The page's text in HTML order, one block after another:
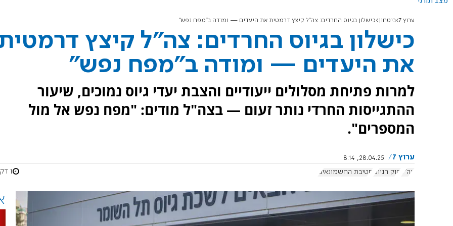
ערוץ 7 ביטחון כישלון בגיוס החרדים: צה"ל קיצץ דרמטית את היעדים — ומודה ב"מפח נפש"
כישלון בגיוס החרדים: צה"ל קיצץ
את היעדים — ומודה ב"מפח נפש"
למרות פתיחת מסלולים ייעודיים והצבת יעדי גיוס נמוכים, שיעור
ההתגייסות החרדי נותר זעום — בצה"ל מודים: "מפח נפש אל מול
המספרים".
ערוץ 7
28.04.25, 8:14
צה"ל
חוק הגיוס חטיבת החשמונאים 1 דקות